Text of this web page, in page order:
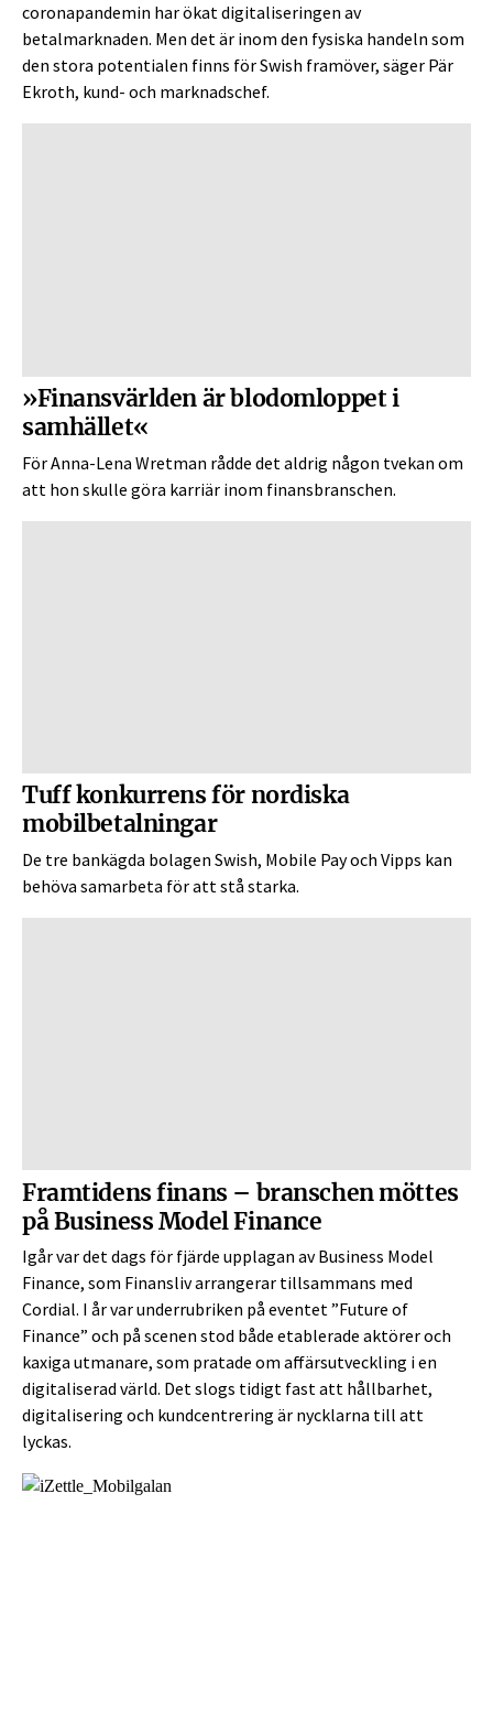
coronapandemin har ökat digitaliseringen av
betalmarknaden. Men det är inom den fysiska handeln som
den stora potentialen finns för Swish framöver, säger Pär
Ekroth, kund- och marknadschef.
»Finansvärlden är blodomloppet i
samhället«
För Anna-Lena Wretman rådde det aldrig någon tvekan om
att hon skulle göra karriär inom finansbranschen.
Tuff konkurrens för nordiska
mobilbetalningar
De tre bankägda bolagen Swish, Mobile Pay och Vipps kan
behöva samarbeta för att stå starka.
Framtidens finans – branschen möttes
på Business Model Finance
Igår var det dags för fjärde upplagan av Business Model
Finance, som Finansliv arrangerar tillsammans med
Cordial. I år var underrubriken på eventet ”Future of
Finance” och på scenen stod både etablerade aktörer och
kaxiga utmanare, som pratade om affärsutveckling i en
digitaliserad värld. Det slogs tidigt fast att hållbarhet,
digitalisering och kundcentrering är nycklarna till att
lyckas.